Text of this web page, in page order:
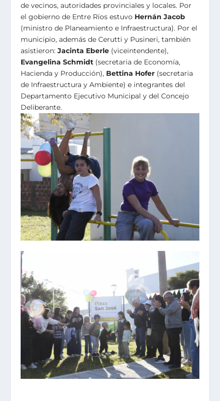
de vecinos, autoridades provinciales y locales. Por
el gobierno de Entre Ríos estuvo Hernán Jacob
(ministro de Planeamiento e Infraestructura). Por el
municipio, además de Cerutti y Pusineri, también
asistieron:Jacinta Eberle (viceintendente),
Evangelina Schmidt (secretaria de Economía,
Hacienda y Producción), Bettina Hofer (secretaria
de Infraestructura y Ambiente) e integrantes del
Departamento Ejecutivo Municipal y del Concejo
Deliberante.